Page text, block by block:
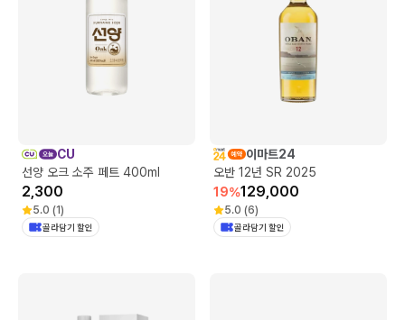
CU
선양 오크 소주 페트 400ml
2,300
5.0 (1)
골라담기 할인
이마트24
오반 12년 SR 2025
19%129,000
5.0 (6)
골라담기 할인